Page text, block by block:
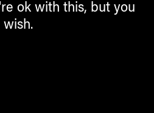
ok with this, but you